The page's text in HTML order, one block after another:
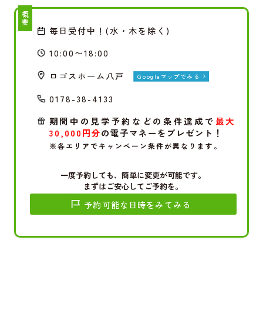
概要
毎日受付中！(水・木を除く)
10:00〜18:00
ロゴスホーム八戸
Googleマップでみる
0178-38-4133
期間中の見学予約などの条件達成で最大
30,000円分の電子マネーをプレゼント！
※各エリアでキャンペーン条件が異なります。
一度予約しても、簡単に変更が可能です。
まずはご安心してご予約を。
予約可能な日時をみてみる